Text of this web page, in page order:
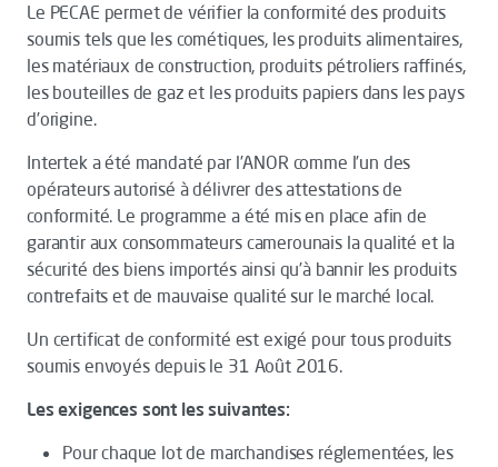
Le PECAE permet de vérifier la conformité des produits
soumis tels que les cométiques, les produits alimentaires,
les matériaux de construction, produits pétroliers raffinés,
les bouteilles de gaz et les produits papiers dans les pays
d’origine.
Intertek a été mandaté par l’ANOR comme l’un des
opérateurs autorisé à délivrer des attestations de
conformité. Le programme a été mis en place afin de
garantir aux consommateurs camerounais la qualité et la
sécurité des biens importés ainsi qu’à bannir les produits
contrefaits et de mauvaise qualité sur le marché local.
Un certificat de conformité est exigé pour tous produits
soumis envoyés depuis le 31 Août 2016.
Les exigences sont les suivantes:
Pour chaque lot de marchandises réglementées, les